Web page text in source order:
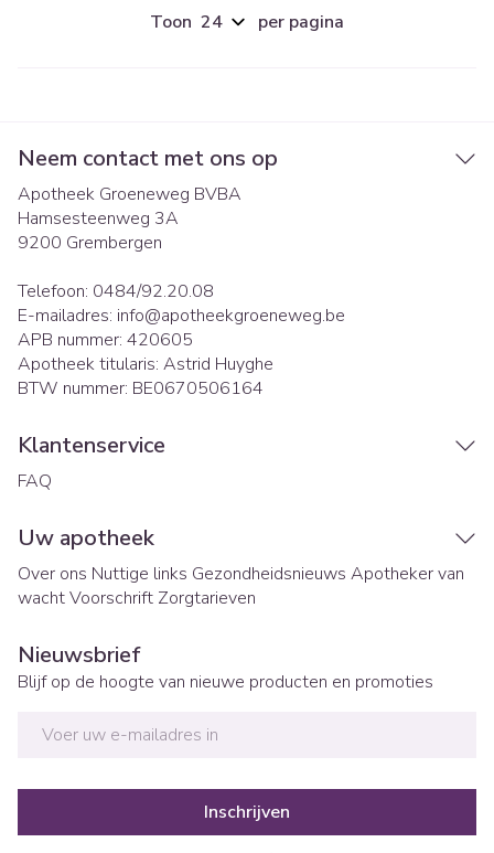
Toon per pagina
Neem contact met ons op
Apotheek Groeneweg BVBA
Hamsesteenweg 3A
9200 Grembergen
Telefoon: 0484/92.20.08
E-mailadres: info@apotheekgroeneweg.be
APB nummer: 420605
Apotheek titularis: Astrid Huyghe
BTW nummer: BE0670506164
Klantenservice
FAQ
Uw apotheek
Over ons Nuttige links Gezondheidsnieuws Apotheker van
wachtVoorschrift Zorgtarieven
Nieuwsbrief
Blijf op de hoogte van nieuwe producten en promoties
Inschrijven